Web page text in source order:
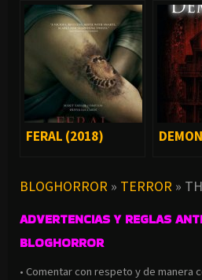
FERAL (2018)
BLOGHORROR » TERROR »
ADVERTENCIAS Y REGLAS
BLOGHORROR
• Comentar con respeto y de manera